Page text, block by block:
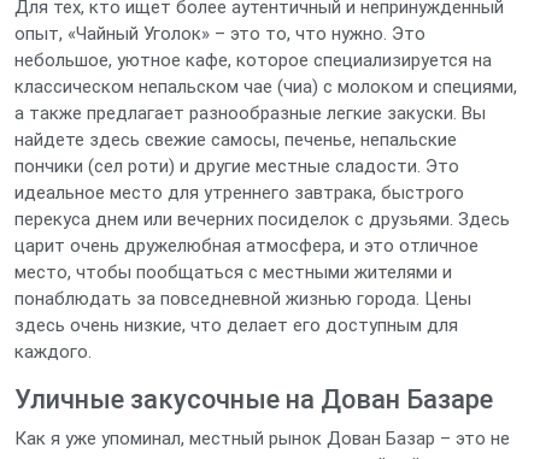
Для тех, кто ищет более аутентичный и непринужденный
опыт, «Чайный Уголок» – это то, что нужно. Это
небольшое, уютное кафе, которое специализируется на
классическом непальском чае (чиа) с молоком и специями,
а также предлагает разнообразные легкие закуски. Вы
найдете здесь свежие самосы, печенье, непальские
пончики (сел роти) и другие местные сладости. Это
идеальное место для утреннего завтрака, быстрого
перекуса днем или вечерних посиделок с друзьями. Здесь
царит очень дружелюбная атмосфера, и это отличное
место, чтобы пообщаться с местными жителями и
понаблюдать за повседневной жизнью города. Цены
здесь очень низкие, что делает его доступным для
каждого.
Уличные закусочные на Дован Базаре
Как я уже упоминал, местный рынок Дован Базар – это не